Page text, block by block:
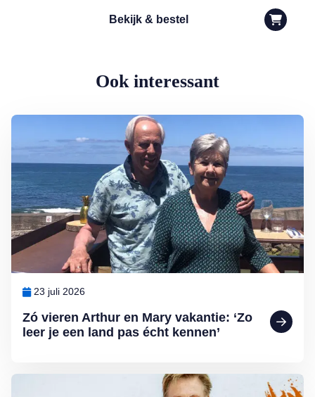
Bekijk & bestel
Ook interessant
Zó vieren Arthur en Mary vakantie: ‘Zo
leer je een land pas écht kennen’
23 juli 2026
Lees meer over Zó vieren Arthur en Mary vakantie: ‘Zo leer je een
Lees meer over Lia en Henny al 53 jaar een stel: ‘Als jij er niet